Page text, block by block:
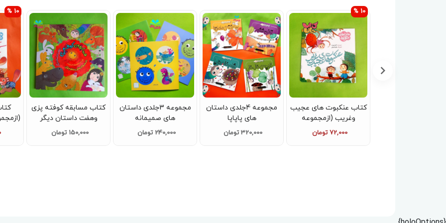
کتاب عنکبوت های عجیب
وغریب (ازمجموعه
ماجراهای جنگل بلوط)
72,000 تومان
10 %
مجموعه 4جلدی داستان
های پاپاپا
320,000 تومان
مجموعه 3جلدی داستان
های صمیمانه
240,000 تومان
کتاب مسابقه کوفته پزی
وهفت داستان دیگر
150,000 تومان
10 %